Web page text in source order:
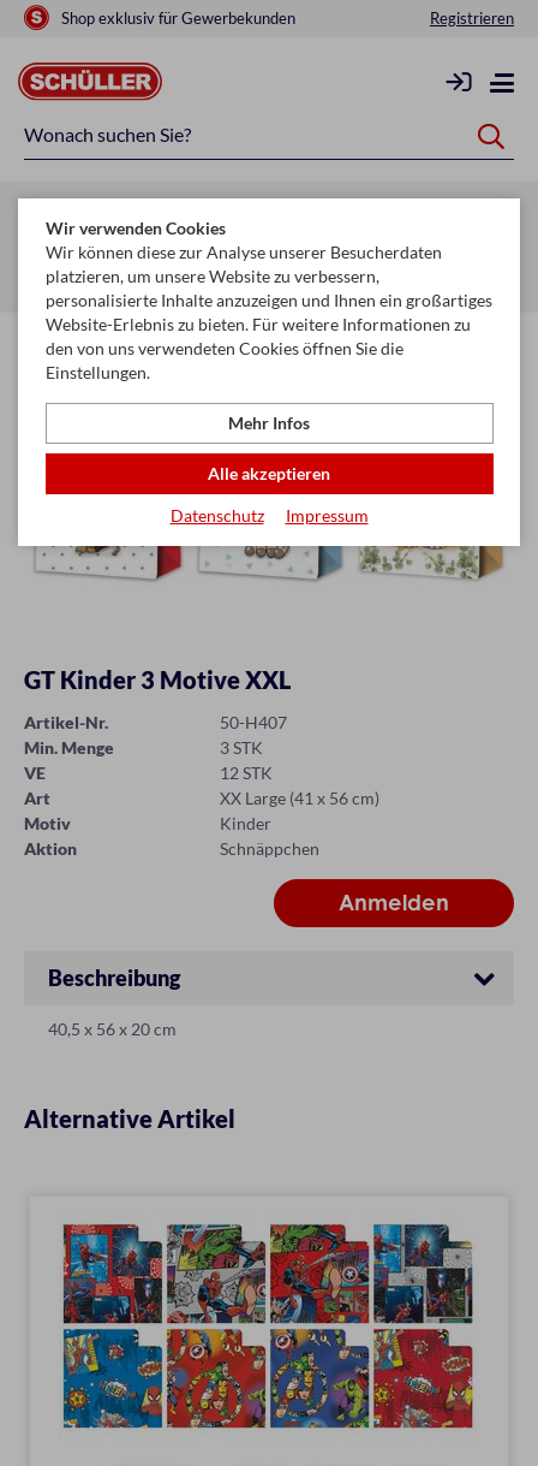
Shop exklusiv für Gewerbekunden Registrieren
Startseite Glückwunschkarten & Papeterie
Geschenktaschen
Geschenktaschen Basic
GT Kinder 3 Motive XXL
Artikel-Nr.
50-H407
Min. Menge
3 STK
VE
12 STK
Art
XX Large (41 x 56 cm)
Motiv
Kinder
Aktion
Schnäppchen
Beschreibung
40,5 x 56 x 20 cm
Alternative Artikel
Wir verwenden Cookies
Wir können diese zur Analyse unserer Besucherdaten
platzieren, um unsere Website zu verbessern,
personalisierte Inhalte anzuzeigen und Ihnen ein großartiges
Website-Erlebnis zu bieten. Für weitere Informationen zu
den von uns verwendeten Cookies öffnen Sie die
Einstellungen.
Mehr Infos
Alle akzeptieren
Datenschutz Impressum